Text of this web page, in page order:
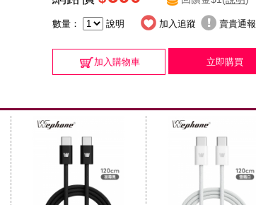
數量： 說明 加入追蹤 賣貴通報
加入購物車 立即購買